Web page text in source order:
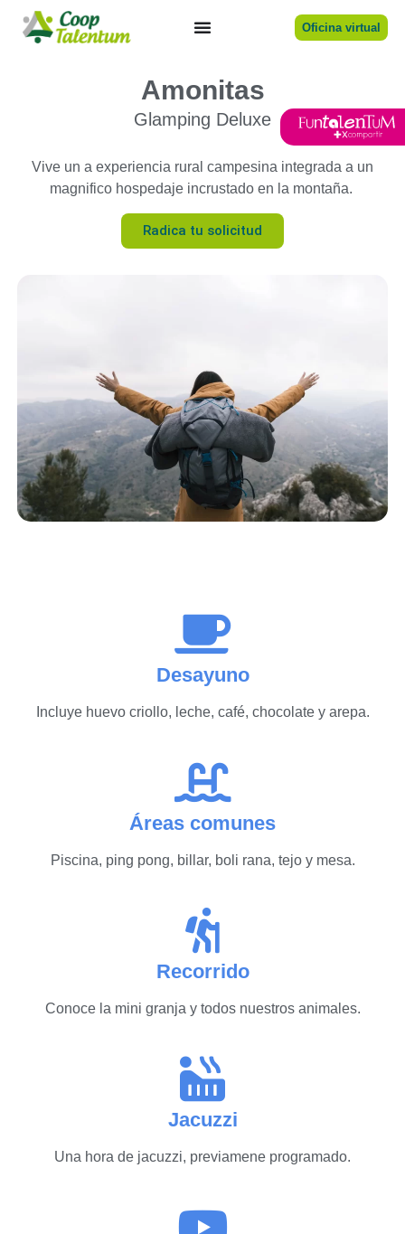
Oficina virtual
Amonitas
Glamping Deluxe
Vive un a experiencia rural campesina integrada a un
magnifico hospedaje incrustado en la montaña.
Radica tu solicitud
Desayuno
Incluye huevo criollo, leche, café, chocolate y arepa.
Áreas comunes
Piscina, ping pong, billar, boli rana, tejo y mesa.
Recorrido
Conoce la mini granja y todos nuestros animales.
Jacuzzi
Una hora de jacuzzi, previamene programado.